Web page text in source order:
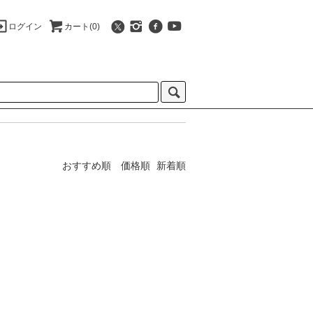
ログイン カート(0)
おすすめ順 価格順 新着順